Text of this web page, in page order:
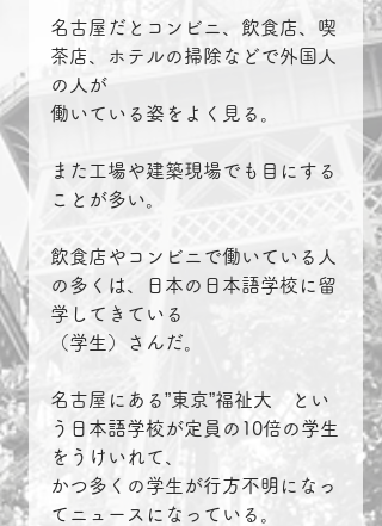
名古屋だとコンビニ、飲食店、喫
茶店、ホテルの掃除などで外国人
の人が
働いている姿をよく見る。
また工場や建築現場でも目にする
ことが多い。
飲食店やコンビニで働いている人
の多くは、日本の日本語学校に留
学してきている
（学生）さんだ。
名古屋にある”東京”福祉大　とい
う日本語学校が定員の10倍の学生
をうけいれて、
かつ多くの学生が行方不明になっ
てニュースになっている。